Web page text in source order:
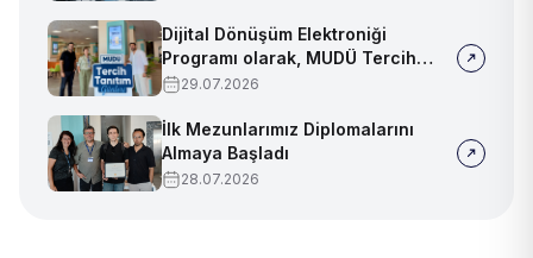
Dijital Dönüşüm Elektroniği
Programı olarak, MUDÜ Tercih
Tanıtım Günleri'nde biz de
29.07.2026
İlk Mezunlarımız Diplomalarını
Almaya Başladı
28.07.2026